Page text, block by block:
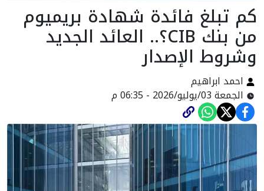
كم تبلغ فائدة شهادة بريميوم
من بنك CIB؟.. العائد الجديد
وشروط الإصدار
احمد ابراهيم
الجمعة 03/يوليو/2026 - 06:35 م